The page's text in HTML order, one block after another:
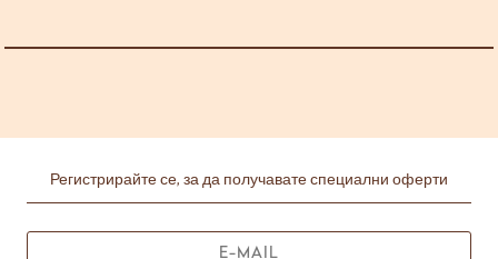
Регистрирайте се, за да получавате специални оферти